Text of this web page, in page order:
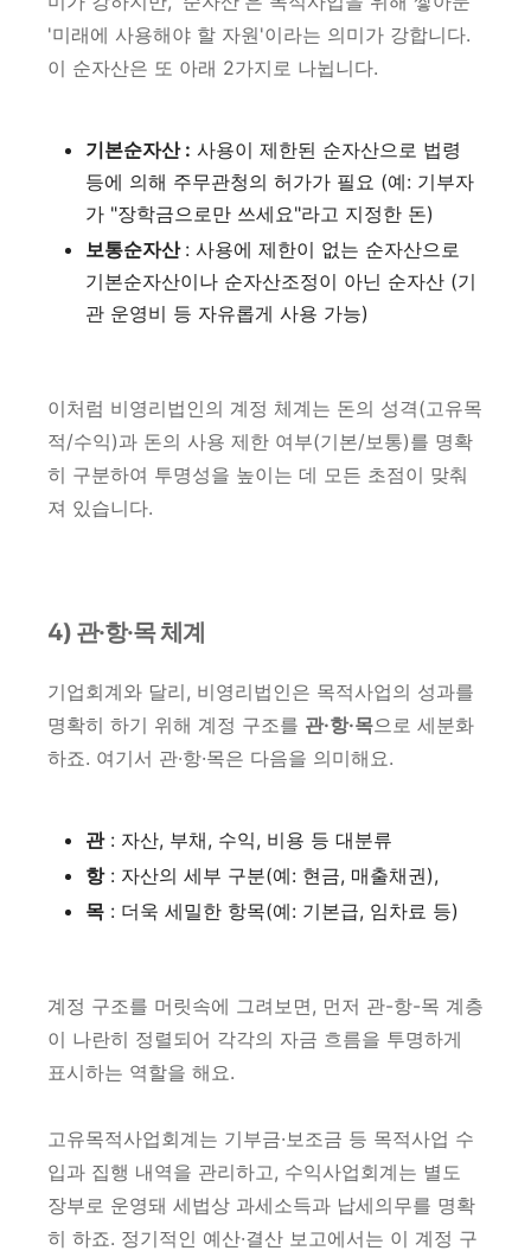
'미래에 사용해야 할 자원'이라는 의미가 강합니다.
이 순자산은 또 아래 2가지로 나뉩니다.
기본순자산 : 사용이 제한된 순자산으로 법령
등에 의해 주무관청의 허가가 필요 (예: 기부자
가 "장학금으로만 쓰세요"라고 지정한 돈)
보통순자산 : 사용에 제한이 없는 순자산으로
기본순자산이나 순자산조정이 아닌 순자산 (기
관 운영비 등 자유롭게 사용 가능)
이처럼 비영리법인의 계정 체계는 돈의 성격(고유목
적/수익)과 돈의 사용 제한 여부(기본/보통)를 명확
히 구분하여 투명성을 높이는 데 모든 초점이 맞춰
져 있습니다.
4) 관·항·목 체계
기업회계와 달리, 비영리법인은 목적사업의 성과를
명확히 하기 위해 계정 구조를 관·항·목으로 세분화
하죠. 여기서 관·항·목은 다음을 의미해요.
관: 자산, 부채, 수익, 비용 등 대분류
항: 자산의 세부 구분(예: 현금, 매출채권),
목 : 더욱 세밀한 항목(예: 기본급, 임차료 등)
계정 구조를 머릿속에 그려보면, 먼저 관-항-목 계층
이 나란히 정렬되어 각각의 자금 흐름을 투명하게
표시하는 역할을 해요.
고유목적사업회계는 기부금·보조금 등 목적사업 수
입과 집행 내역을 관리하고, 수익사업회계는 별도
장부로 운영돼 세법상 과세소득과 납세의무를 명확
히 하죠. 정기적인 예산·결산 보고에서는 이 계정 구